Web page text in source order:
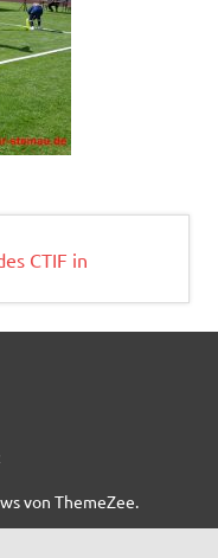
CTIF in
von ThemeZee.